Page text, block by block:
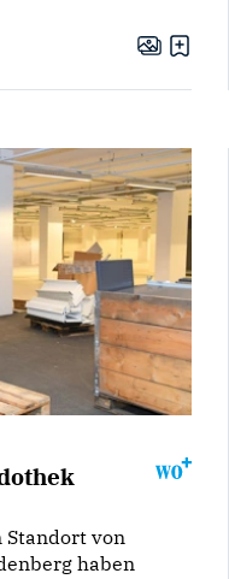
Standort von
haben